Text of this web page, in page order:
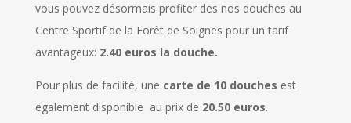
vous pouvez désormais profiter des nos douches au
Centre Sportif de la Forêt de Soignes pour un tarif
avantageux: 2.40 euros la douche.
Pour plus de facilité, une carte de 10 douches est
egalement disponible au prix de 20.50 euros.